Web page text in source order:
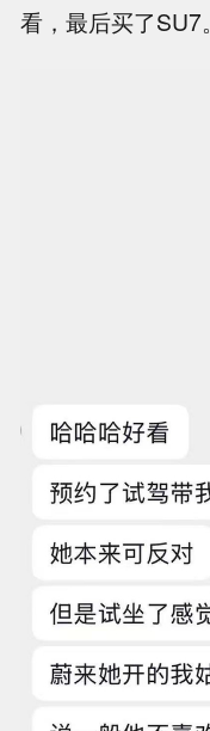
看，最后买了SU7。